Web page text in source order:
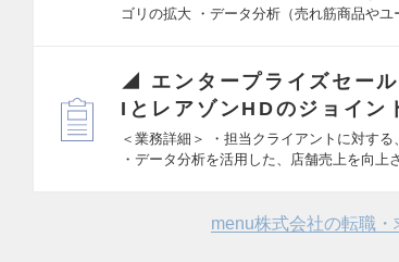
ゴリの拡大 ・データ分析（売れ筋商品や
◢ エンタープライズセー
IとレアゾンHDのジョイン
＜業務詳細＞ ・担当クライアントに対す
・データ分析を活用した、店舗売上を向上
menu株式会社の転職